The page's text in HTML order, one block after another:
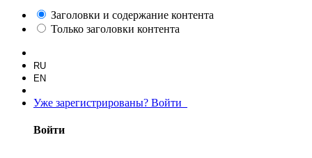
Заголовки и содержание контента
Только заголовки контента
RU
EN
Уже зарегистрированы? Войти
Войти